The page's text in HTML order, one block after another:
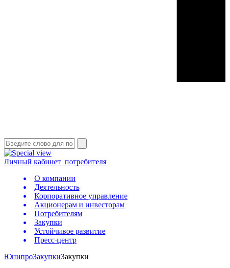
Личный кабинет потребителя
О компании
Деятельность
Корпоративное управление
Акционерам и инвесторам
Потребителям
Закупки
Устойчивое развитие
Пресс-центр
ЮнипроЗакупкиЗакупки